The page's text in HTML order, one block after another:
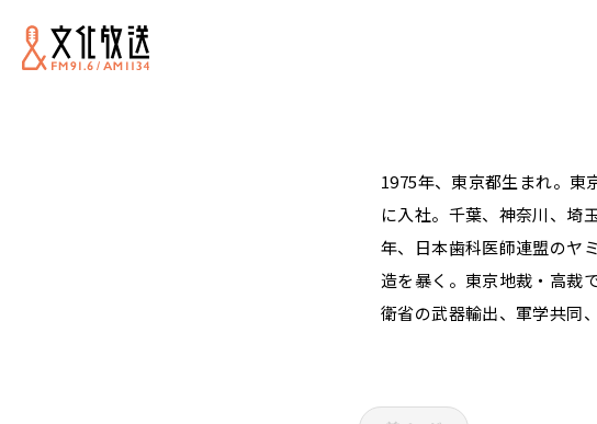
1975年、東京都生まれ。東
に入社。千葉、神奈川、埼
年、日本歯科医師連盟のヤ
造を暴く。東京地裁・高裁
衛省の武器輸出、軍学共同